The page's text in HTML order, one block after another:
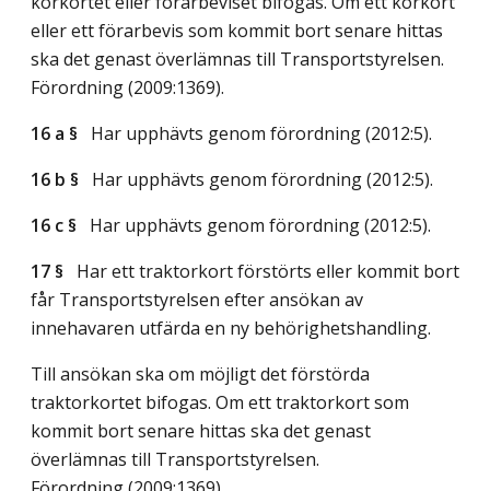
eller ett förarbevis som kommit bort senare hittas
ska det genast överlämnas till Transportstyrelsen.
Förordning (2009:1369).
16 a § Har upphävts genom förordning (2012:5).
16 b § Har upphävts genom förordning (2012:5).
16 c § Har upphävts genom förordning (2012:5).
17 § Har ett traktorkort förstörts eller kommit bort
får Transportstyrelsen efter ansökan av
innehavaren utfärda en ny behörighetshandling.
Till ansökan ska om möjligt det förstörda
traktorkortet bifogas. Om ett traktorkort som
kommit bort senare hittas ska det genast
överlämnas till Transportstyrelsen.